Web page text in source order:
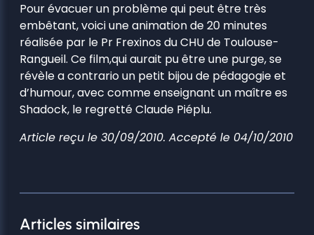
Pour évacuer un problème qui peut être très
embêtant, voici une animation de 20 minutes
réalisée par le Pr Frexinos du CHU de Toulouse-
Rangueil. Ce film,qui aurait pu être une purge, se
révèle a contrario un petit bijou de pédagogie et
d’humour, avec comme enseignant un maître es
Shadock, le regretté Claude Piéplu.
Article reçu le 30/09/2010. Accepté le 04/10/2010
Articles similaires